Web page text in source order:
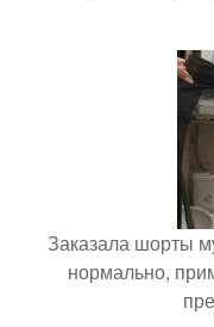
Заказала шорты
нормально,